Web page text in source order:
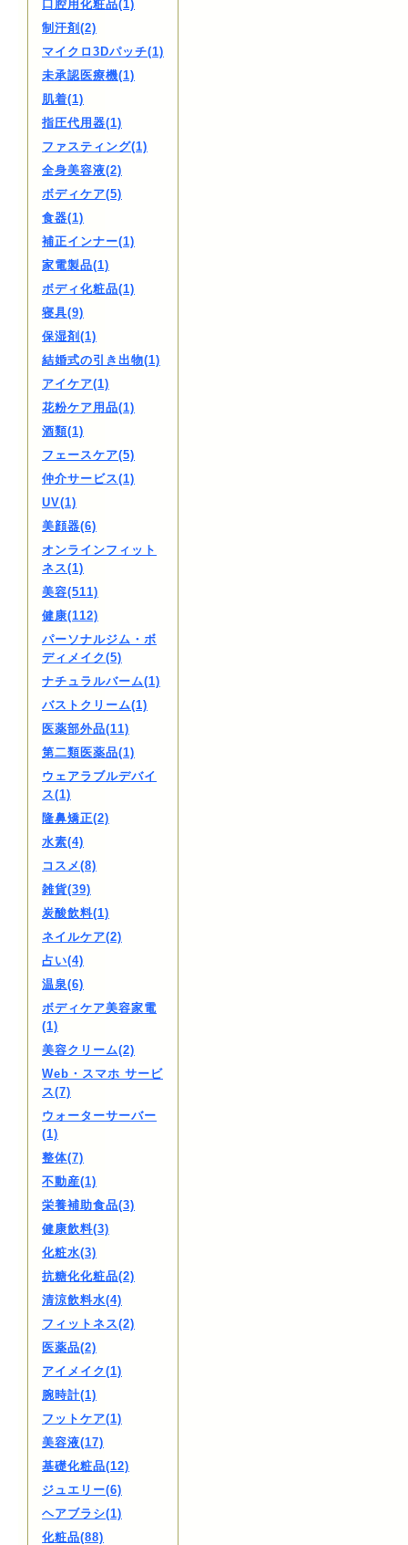
口腔用化粧品(1)
制汗剤(2)
マイクロ3Dパッチ(1)
未承認医療機(1)
肌着(1)
指圧代用器(1)
ファスティング(1)
全身美容液(2)
ボディケア(5)
食器(1)
補正インナー(1)
家電製品(1)
ボディ化粧品(1)
寝具(9)
保湿剤(1)
結婚式の引き出物(1)
アイケア(1)
花粉ケア用品(1)
酒類(1)
フェースケア(5)
仲介サービス(1)
UV(1)
美顔器(6)
オンラインフィット
ネス(1)
美容(511)
健康(112)
パーソナルジム・ボ
ディメイク(5)
ナチュラルバーム(1)
バストクリーム(1)
医薬部外品(11)
第二類医薬品(1)
ウェアラブルデバイ
ス(1)
隆鼻矯正(2)
水素(4)
コスメ(8)
雑貨(39)
炭酸飲料(1)
ネイルケア(2)
占い(4)
温泉(6)
ボディケア美容家電
(1)
美容クリーム(2)
Web・スマホ サービ
ス(7)
ウォーターサーバー
(1)
整体(7)
不動産(1)
栄養補助食品(3)
健康飲料(3)
化粧水(3)
抗糖化化粧品(2)
清涼飲料水(4)
フィットネス(2)
医薬品(2)
アイメイク(1)
腕時計(1)
フットケア(1)
美容液(17)
基礎化粧品(12)
ジュエリー(6)
ヘアブラシ(1)
化粧品(88)